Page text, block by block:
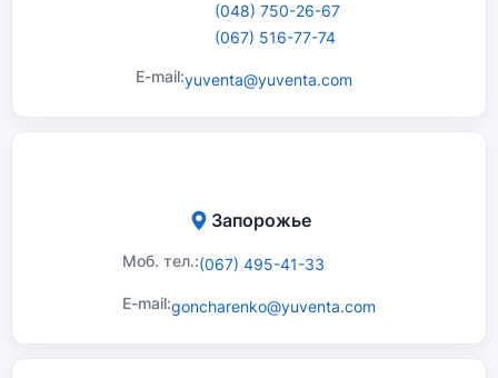
(048) 750-26-67
(067) 516-77-74
E-mail:yuventa@yuventa.com
Запорожье
Моб. тел.:(067) 495-41-33
E-mail:goncharenko@yuventa.com